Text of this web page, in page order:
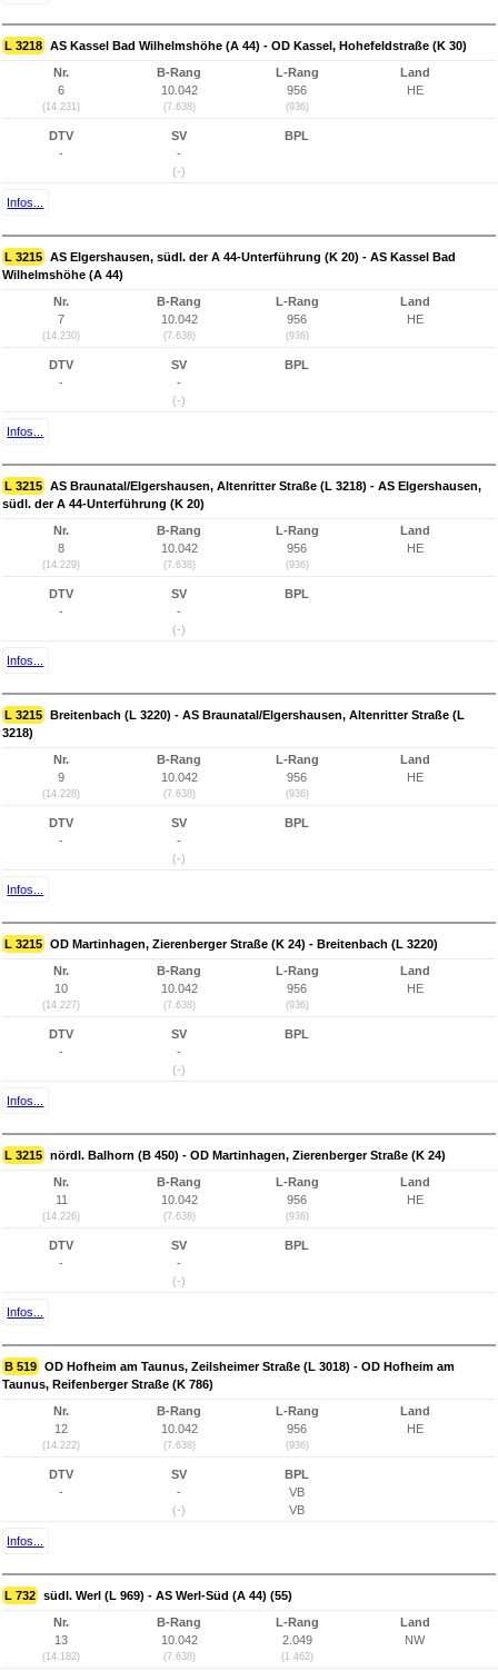
L 3218 AS Kassel Bad Wilhelmshöhe (A 44) - OD Kassel, Hohefeldstraße (K 30)
Nr.
6
(14.231)
B-Rang
10.042
(7.638)
L-Rang
956
(936)
Land
HE
DTV
-
SV
-
(-)
BPL
Infos...
L 3215 AS Elgershausen, südl. der A 44-Unterführung (K 20) - AS Kassel Bad
Wilhelmshöhe (A 44)
Nr.
7
(14.230)
B-Rang
10.042
(7.638)
L-Rang
956
(936)
Land
HE
DTV
-
SV
-
(-)
BPL
Infos...
L 3215 AS Braunatal/Elgershausen, Altenritter Straße (L 3218) - AS Elgershausen,
südl. der A 44-Unterführung (K 20)
Nr.
8
(14.229)
B-Rang
10.042
(7.638)
L-Rang
956
(936)
Land
HE
DTV
-
SV
-
(-)
BPL
Infos...
L 3215 Breitenbach (L 3220) - AS Braunatal/Elgershausen, Altenritter Straße (L
3218)
Nr.
9
(14.228)
B-Rang
10.042
(7.638)
L-Rang
956
(936)
Land
HE
DTV
-
SV
-
(-)
BPL
Infos...
L 3215 OD Martinhagen, Zierenberger Straße (K 24) - Breitenbach (L 3220)
Nr.
10
(14.227)
B-Rang
10.042
(7.638)
L-Rang
956
(936)
Land
HE
DTV
-
SV
-
(-)
BPL
Infos...
L 3215 nördl. Balhorn (B 450) - OD Martinhagen, Zierenberger Straße (K 24)
Nr.
11
(14.226)
B-Rang
10.042
(7.638)
L-Rang
956
(936)
Land
HE
DTV
-
SV
-
(-)
BPL
Infos...
B 519 OD Hofheim am Taunus, Zeilsheimer Straße (L 3018) - OD Hofheim am
Taunus, Reifenberger Straße (K 786)
Nr.
12
(14.222)
B-Rang
10.042
(7.638)
L-Rang
956
(936)
Land
HE
DTV
-
SV
-
(-)
BPL
VB
VB
Infos...
L 732 südl. Werl (L 969) - AS Werl-Süd (A 44) (55)
Nr.
13
(14.182)
B-Rang
10.042
(7.638)
L-Rang
2.049
(1.462)
Land
NW